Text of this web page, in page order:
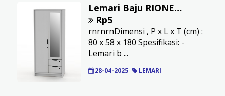
Lemari Baju RIONE Gama BE-80-2426
Rp5
rnrnrnDimensi , P x L x T (cm) :
80 x 58 x 180 Spesifikasi: -
Lemari b ...
28-04-2025 LEMARI